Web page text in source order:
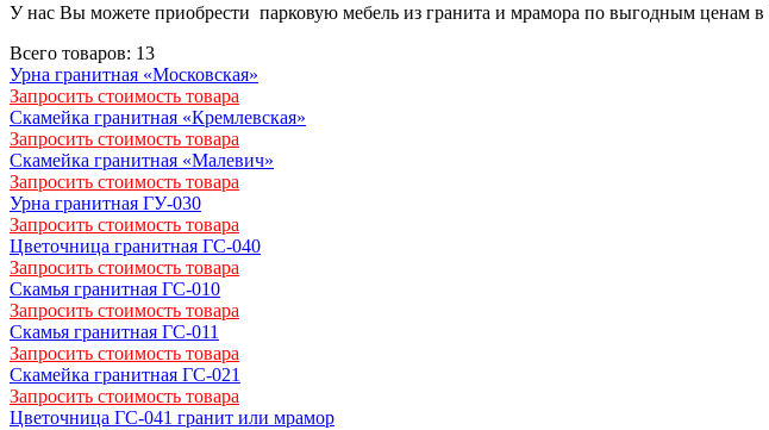
У нас Вы можете приобрести парковую мебель из гранита и мрамора по выгодным ценам в
Всего товаров: 13
Урна гранитная «Московская»
Запросить стоимость товара
Скамейка гранитная «Кремлевская»
Запросить стоимость товара
Скамейка гранитная «Малевич»
Запросить стоимость товара
Урна гранитная ГУ-030
Запросить стоимость товара
Цветочница гранитная ГС-040
Запросить стоимость товара
Скамья гранитная ГС-010
Запросить стоимость товара
Скамья гранитная ГС-011
Запросить стоимость товара
Скамейка гранитная ГС-021
Запросить стоимость товара
Цветочница ГС-041 гранит или мрамор